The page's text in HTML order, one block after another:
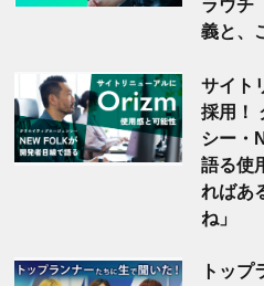
ラウチ
義と、
サイト
採用！
シー・
語る使
ればあ
ね」
トップ